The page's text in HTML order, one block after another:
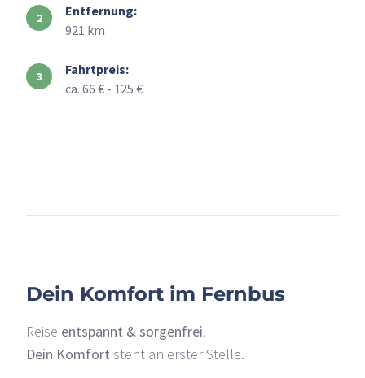
Entfernung:
921 km
Fahrtpreis:
ca. 66 € - 125 €
Dein Komfort im Fernbus
Reise entspannt & sorgenfrei.
Dein Komfort steht an erster Stelle.